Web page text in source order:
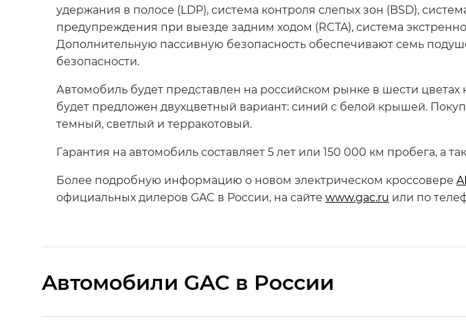
удержания в полосе (LDP), система контроля слепых зон (BSD),
предупреждения при выезде задним ходом (RCTA), система
Дополнительную пассивную безопасность обеспечивают семь
безопасности.
Автомобиль будет представлен на российском рынке в шести
будет предложен двухцветный вариант: синий с белой крышей.
темный, светлый и терракотовый.
Гарантия на автомобиль составляет 5 лет или 150 000 км пробега, а
Более подробную информацию о новом электрическом кроссовере
официальных дилеров GAC в России, на сайте www.gac.ru или по
Aвтомобили GAC в России